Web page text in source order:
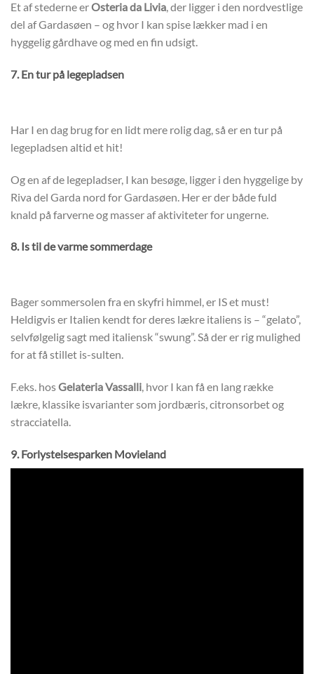
Et af stederne erOsteria da Livia, der ligger i den nordvestlige
del af Gardasøen – og hvor I kan spise lækker mad i en
hyggelig gårdhave og med en fin udsigt.
7. En tur på legepladsen
Har I en dag brug for en lidt mere rolig dag, så er en tur på
legepladsen altid et hit!
Og en af de legepladser, I kan besøge, ligger i den hyggelige by
Riva del Garda nord for Gardasøen. Her er der både fuld
knald på farverne og masser af aktiviteter for ungerne.
8. Is til de varme sommerdage
Bager sommersolen fra en skyfri himmel, er IS et must!
Heldigvis er Italien kendt for deres lækre italiens is – “gelato”,
selvfølgelig sagt med italiensk “swung”. Så der er rig mulighed
for at få stillet is-sulten.
F.eks. hosGelateria Vassalli, hvor I kan få en lang række
lækre, klassike isvarianter som jordbæris, citronsorbet og
stracciatella.
9. Forlystelsesparken Movieland